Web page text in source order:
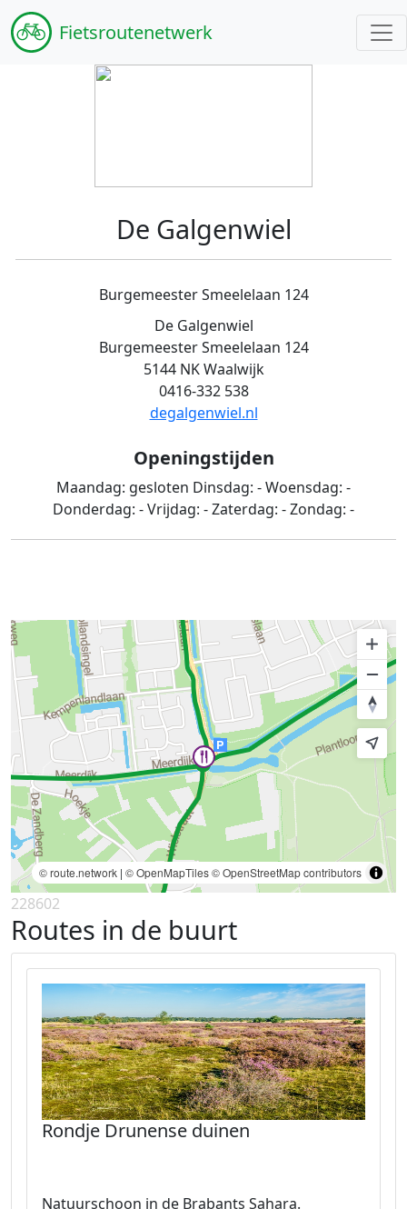
Fietsroutenetwerk
De Galgenwiel
Burgemeester Smeelelaan 124
De Galgenwiel
Burgemeester Smeelelaan 124
5144 NK Waalwijk
0416-332 538
degalgenwiel.nl
Openingstijden
Maandag: gesloten Dinsdag: -Woensdag: -
Donderdag: -Vrijdag: -Zaterdag: -Zondag: -
© route.network | © OpenMapTiles© OpenStreetMap contributors
228602
Routes in de buurt
Rondje Drunense duinen
Natuurschoon in de Brabants Sahara.